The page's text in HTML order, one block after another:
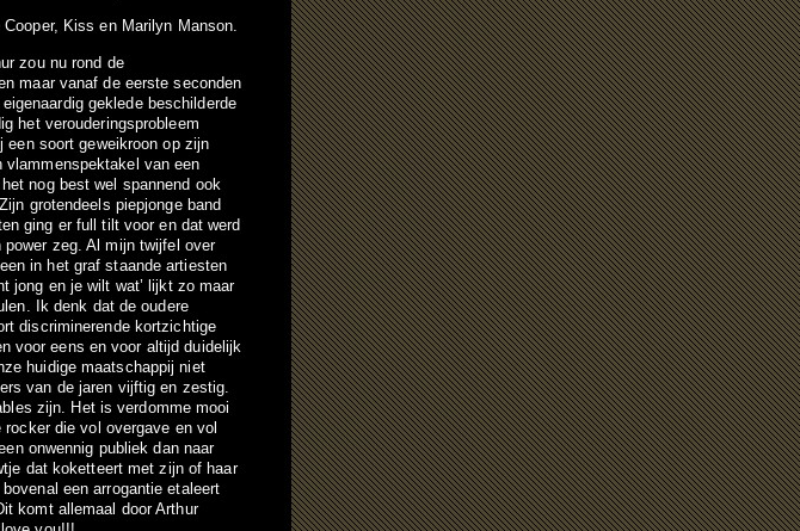
Kiss en Marilyn Manson.
zou nu rond de
maar vanaf de eerste seconden
geklede beschilderde
het verouderingsprobleem
een soort geweikroon op zijn
vlammenspektakel van een
nog best wel spannend ook
grotendeels piepjonge band
ging er full tilt voor en dat werd
zeg. Al mijn twijfel over
in het graf staande artiesten
jong en je wilt wat’ lijkt zo maar
Ik denk dat de oudere
discriminerende kortzichtige
voor eens en voor altijd duidelijk
huidige maatschappij niet
van de jaren vijftig en zestig.
zijn. Het is verdomme mooi
die vol overgave en vol
onwennig publiek dan naar
dat koketteert met zijn of haar
een arrogantie etaleert
komt allemaal door Arthur